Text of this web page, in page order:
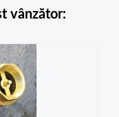
vânzător: